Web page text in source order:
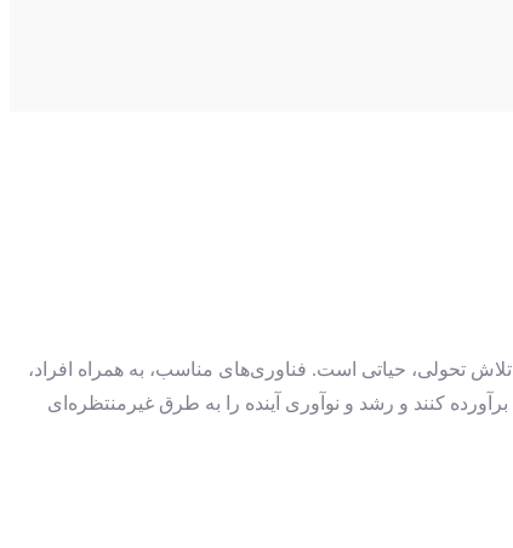
تحولی، حیاتی است. فناوری‌های مناسب، به همراه افراد،
کنند و رشد و نوآوری آینده را به طرق غیرمنتظره‌ای